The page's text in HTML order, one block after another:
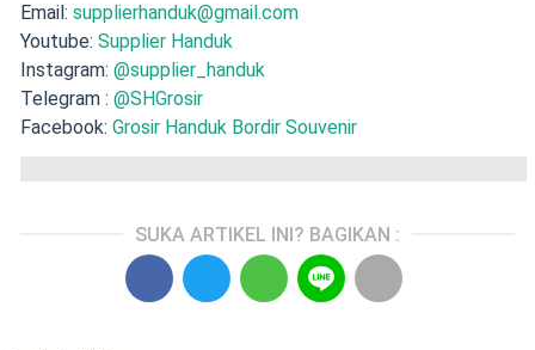
Email: supplierhanduk@gmail.com
Youtube: Supplier Handuk
Instagram: @supplier_handuk
Telegram : @SHGrosir
Facebook: Grosir Handuk Bordir Souvenir
SUKA ARTIKEL INI? BAGIKAN :